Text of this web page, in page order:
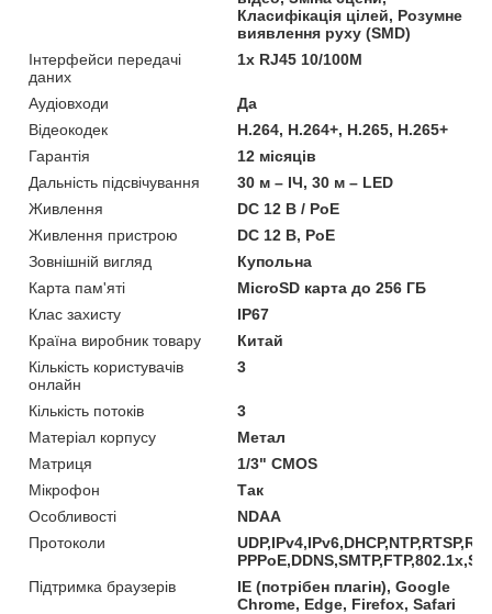
Класифікація цілей, Розумне
виявлення руху (SMD)
Інтерфейси передачі
даних
1x RJ45 10/100M
Аудіовходи
Да
Відеокодек
H.264, H.264+, H.265, H.265+
Гарантія
12 місяців
Дальність підсвічування
30 м – ІЧ, 30 м – LED
Живлення
DC 12 В / PoE
Живлення пристрою
DC 12 В, PoE
Зовнішній вигляд
Купольна
Карта пам'яті
MicroSD карта до 256 ГБ
Клас захисту
IP67
Країна виробник товару
Китай
Кількість користувачів
онлайн
3
Кількість потоків
3
Матеріал корпусу
Метал
Матриця
1/3" CMOS
Мікрофон
Так
Особливості
NDAA
Протоколи
Підтримка браузерів
IE (потрібен плагін), Google
Chrome, Edge, Firefox, Safari